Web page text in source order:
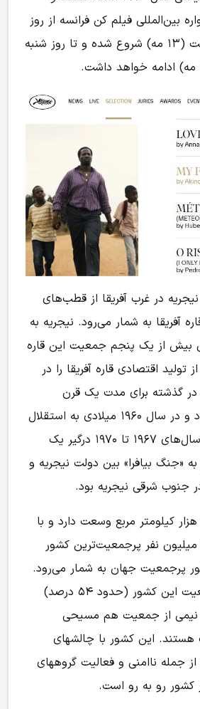
بین‌المللی فیلم کن فرانسه از روز
سه‌شنبه ۲۳ اردیبهشت (۱۳ مه) شروع شده و تا روز شنبه
نیجریه در غرب آفریقا از قطب‌های
آفریقا به شمار می‌رود. نیجریه به
بیش از یک پنجم جمعیت این قاره
درصد از تولید اقتصادی قاره آفریقا را در
در گذشته برای مدت یک قرن
مستعمره انگلیس بود و در سال ۱۹۶۰ میلادی به استقلال
رسید. این کشور در سال‌های ۱۹۶۷ تا ۱۹۷۰ درگیر یک
«جنگ بیافرا» بین دولت نیجریه و
جنوب شرقی نیجریه بود.
نیجریه بیش از ۹۲۳ هزار کیلومتر مربع وسعت دارد و با
جمعیتی حدود ۲۳۰ میلیون نفر پرجمعیت‌ترین کشور
پرجمعیت جهان به شمار می‌رود.
بیش از نیمی از جمعیت این کشور (حدود ۵۴ درصد)
نیمی از جمعیت هم مسیحی
هستند. این کشور با چالشهای
جمله ناامنی و فعالیت گروههای
کشور رو به رو است.